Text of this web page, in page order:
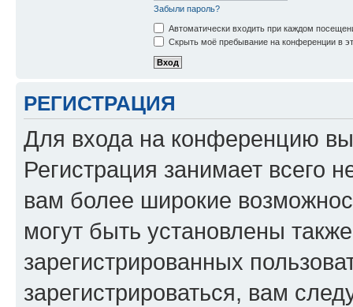
Забыли пароль?
Автоматически входить при каждом
Скрыть моё пребывание на конференции в
РЕГИСТРАЦИЯ
Для входа на конференцию
Регистрация занимает всего
вам более широкие
могут быть установлены
зарегистрированных
зарегистрироваться, вам